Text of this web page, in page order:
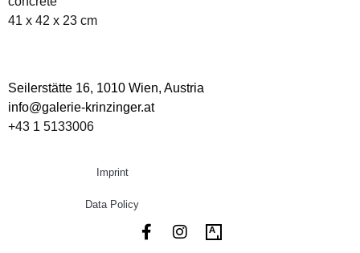
41 x 42 x 23 cm
Seilerstätte 16, 1010 Wien, Austria
info@galerie-krinzinger.at
+43 1 5133006
Imprint
Data Policy